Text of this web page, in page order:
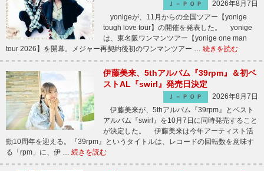
Ｊ－ＰＯＰ
2026年8月7日
yonigeが、11月からの全国ツアー【yonige
tough love tour】の開催を発表した。 yonige
は、東名阪ワンマンツアー【yonige one man
tour 2026】を開幕。メジャー再契約後初のワンマンツアー … 続きを読む
伊藤美来、5thアルバム『39rpm』＆初ベ
ストAL『swirl』発売日決定
Ｊ－ＰＯＰ
2026年8月7日
伊藤美来が、5thアルバム『39rpm』とベスト
アルバム『swirl』を10月7日に同時発売すること
が決定した。 伊藤美来は今年アーティスト活
動10周年を迎える。『39rpm』というタイトルは、レコードの回転数を意味す
る「rpm」に、伊 … 続きを読む